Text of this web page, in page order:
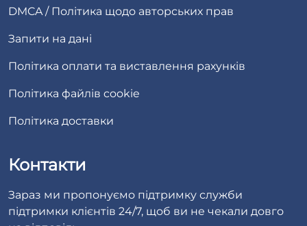
DMCA / Політика щодо авторських прав
Запити на дані
Політика оплати та виставлення рахунків
Політика файлів cookie
Політика доставки
Контакти
Зараз ми пропонуємо підтримку служби
підтримки клієнтів 24/7, щоб ви не чекали довго